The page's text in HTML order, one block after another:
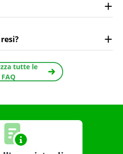
tutte le
FAQ